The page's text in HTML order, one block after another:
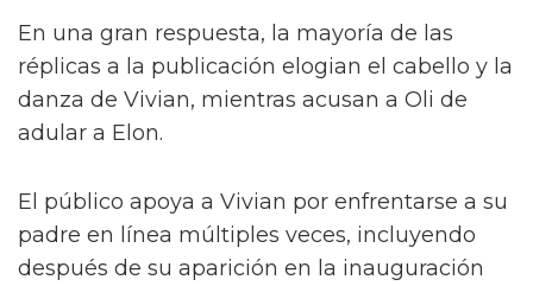
En una gran respuesta, la mayoría de las
réplicas a la publicación elogian el cabello y la
danza de Vivian, mientras acusan a Oli de
adular a Elon.
El público apoya a Vivian por enfrentarse a su
padre en línea múltiples veces, incluyendo
después de su aparición en la inauguración